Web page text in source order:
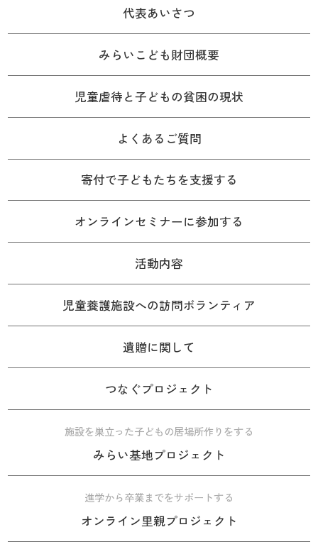
代表あいさつ
みらいこども財団概要
児童虐待と子どもの貧困の現状
よくあるご質問
寄付で子どもたちを支援する
オンラインセミナーに参加する
活動内容
児童養護施設への訪問ボランティア
遺贈に関して
つなぐプロジェクト
施設を巣立った子どもの居場所作りをする
みらい基地プロジェクト
進学から卒業までをサポートする
オンライン里親プロジェクト